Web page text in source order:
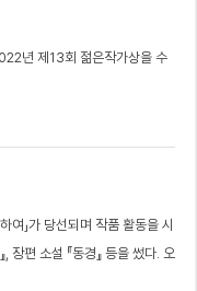
년 제13회 젊은작가상을 수
여」가 당선되며 작품 활동을 시
, 장편 소설 『동경』 등을 썼다. 오